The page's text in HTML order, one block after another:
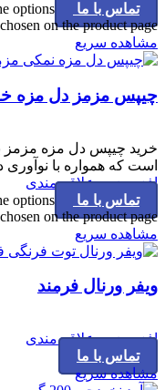
تماس با ما
options
on the product page
مشاهده سریع
چیپس مزمز دل مزه
خرید چیپس دل مزه مزمز
است که همواره با
افزودن به علاقه مندی
تماس با ما
options
on the product page
مشاهده سریع
ویفر ورنال فرمند
افزودن به علاقه مندی
تماس با ما
مشاهده سریع